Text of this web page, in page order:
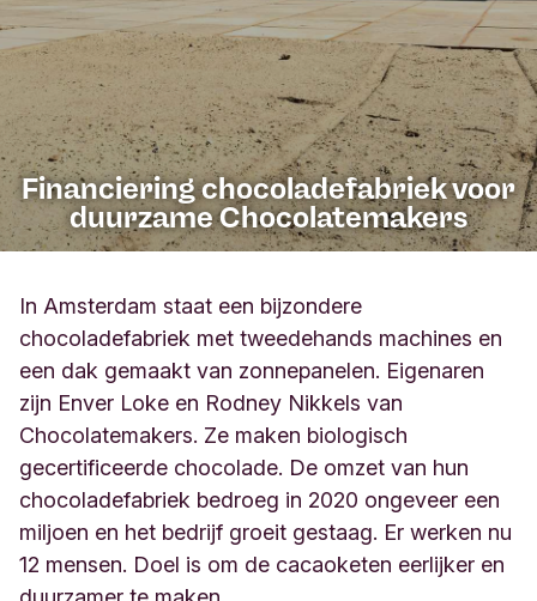
Financiering chocoladefabriek voor
duurzame Chocolatemakers
In Amsterdam staat een bijzondere
chocoladefabriek met tweedehands machines en
een dak gemaakt van zonnepanelen. Eigenaren
zijn Enver Loke en Rodney Nikkels van
Chocolatemakers. Ze maken biologisch
gecertificeerde chocolade. De omzet van hun
chocoladefabriek bedroeg in 2020 ongeveer een
miljoen en het bedrijf groeit gestaag. Er werken nu
12 mensen. Doel is om de cacaoketen eerlijker en